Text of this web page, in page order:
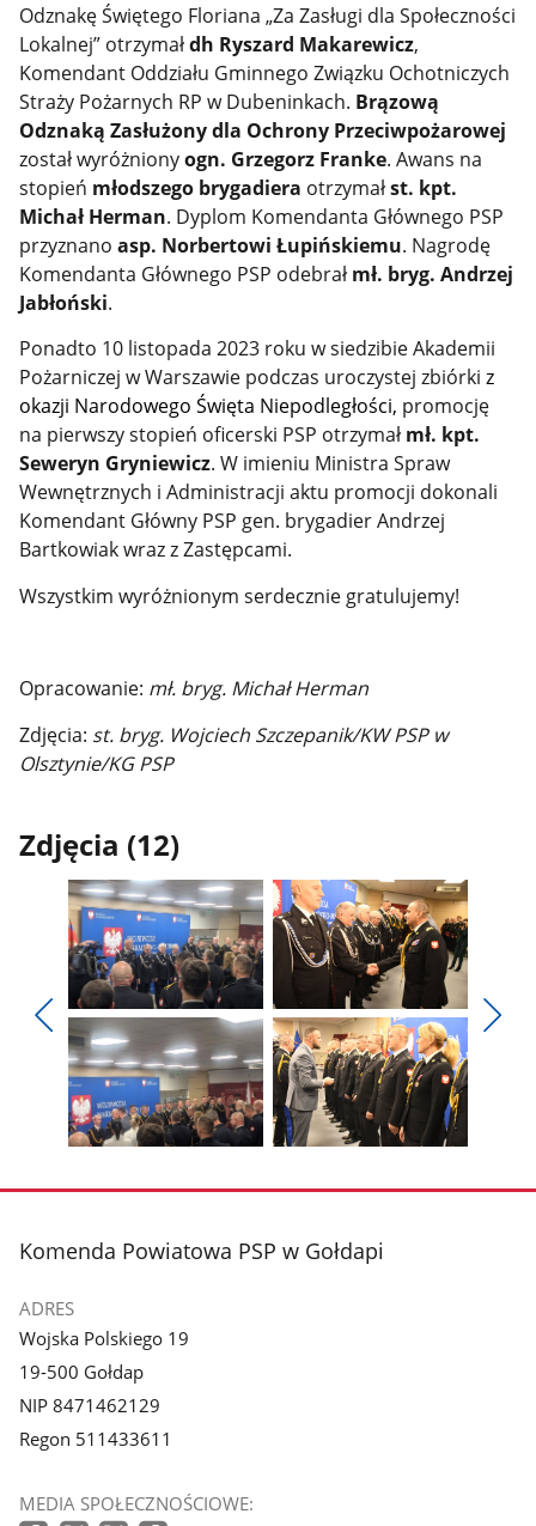
Odznakę Świętego Floriana „Za Zasługi dla Społeczności
Lokalnej” otrzymałdh Ryszard Makarewicz,
Komendant Oddziału Gminnego Związku Ochotniczych
Straży Pożarnych RP w Dubeninkach. Brązową
Odznaką Zasłużony dla Ochrony Przeciwpożarowej
został wyróżnionyogn. Grzegorz Franke. Awans na
stopień młodszego brygadiera otrzymałst. kpt.
Michał Herman. Dyplom Komendanta Głównego PSP
przyznanoasp. Norbertowi Łupińskiemu. Nagrodę
Komendanta Głównego PSP odebrał mł. bryg. Andrzej
Jabłoński.
Ponadto 10 listopada 2023 rokuw siedzibie Akademii
Pożarniczej w Warszawie podczas uroczystej zbiórkiz
okazji Narodowego Święta Niepodległości, promocję
na pierwszy stopień oficerski PSP otrzymał mł. kpt.
Seweryn Gryniewicz. W imieniu Ministra Spraw
Wewnętrznych i Administracji aktu promocji dokonali
Komendant Główny PSP gen. brygadier Andrzej
Bartkowiak wraz z Zastępcami.
Wszystkim wyróżnionym serdecznie gratulujemy!
Opracowanie: mł. bryg. Michał Herman
Zdjęcia: st. bryg. Wojciech Szczepanik/KW PSP w
Olsztynie/KG PSP
Zdjęcia (12)
Pokaż
poprzednie
zdjęcia
Pokaż
zdjęcie
1
z
galerii.
Pokaż
zdjęcie
2
z
galerii.
zdjęcie
galerii.
zdjęcie
galerii.
stopka
Komenda Powiatowa PSP w Gołdapi
ADRES
Wojska Polskiego 19
19-500 Gołdap
NIP 8471462129
Regon 511433611
MEDIA SPOŁECZNOŚCIOWE: